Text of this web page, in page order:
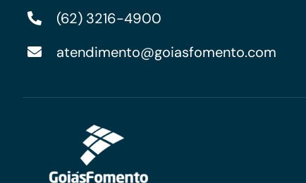
(62) 3216-4900
atendimento@goiasfomento.com